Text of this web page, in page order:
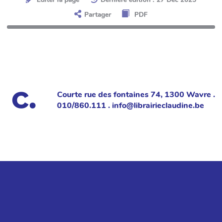
Partager
PDF
Courte rue des fontaines 74, 1300 Wavre .
010/860.111 . info@librairieclaudine.be